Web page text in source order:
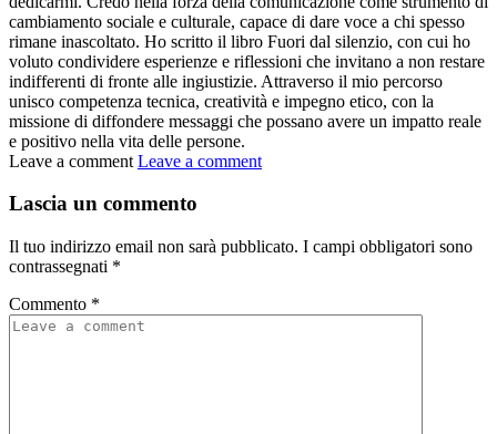
cambiamento sociale e culturale, capace di dare voce a chi spesso
rimane inascoltato. Ho scritto il libro Fuori dal silenzio, con cui ho
voluto condividere esperienze e riflessioni che invitano a non restare
indifferenti di fronte alle ingiustizie. Attraverso il mio percorso
unisco competenza tecnica, creatività e impegno etico, con la
missione di diffondere messaggi che possano avere un impatto reale
e positivo nella vita delle persone.
Leave a comment Leave a comment
Lascia un commento
Il tuo indirizzo email non sarà pubblicato. I campi obbligatori sono
contrassegnati *
Commento *